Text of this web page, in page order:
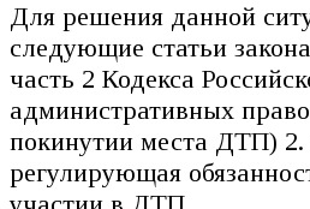
Для решения данной
следующие статьи
часть 2 Кодекса
административных
покинутии места ДТП) 2.
регулирующая